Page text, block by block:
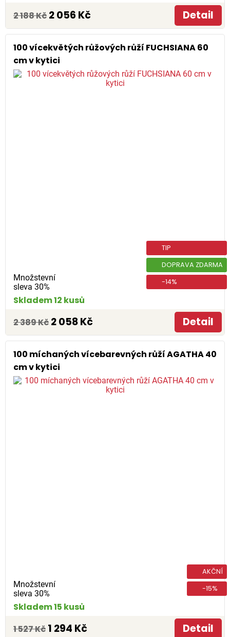
2 188 Kč 2 056 Kč Detail
100 vícekvětých růžových růží FUCHSIANA 60
cm v kytici
Množstevní
sleva 30%
TIP
DOPRAVA ZDARMA
-14%
Skladem 12 kusů
2 389 Kč 2 058 Kč Detail
100 míchaných vícebarevných růží AGATHA 40
cm v kytici
Množstevní
sleva 30%
AKČNÍ
-15%
Skladem 15 kusů
1 527 Kč 1 294 Kč Detail